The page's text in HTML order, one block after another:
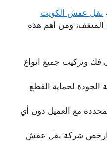
نقل عفش الكويت
المنقف، ومن أهم هذه
وتركيب جميع انواع
الجودة لحماية القطع
المحددة مع العميل دون أي
ارخص شركة نقل عفش